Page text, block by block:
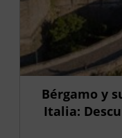
Bérgamo y
Italia: